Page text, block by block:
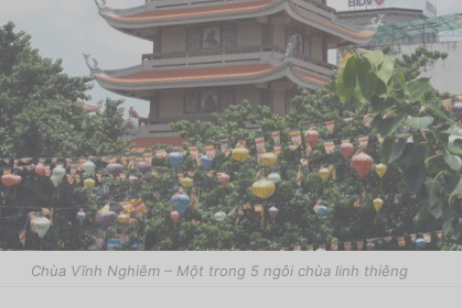
Chùa Vĩnh Nghiêm – Một trong 5 ngôi chùa linh thiêng